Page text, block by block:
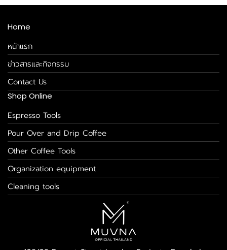
Home
หน้าแรก
ข่าวสารและกิจกรรม
Contact Us
Shop Online
Espresso Tools
Pour Over and Drip Coffee
Other Coffee Tools
Organization equipment
Cleaning tools